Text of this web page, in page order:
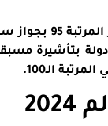
بدون تأشيرة، و44 دولة بتأشيرة عند